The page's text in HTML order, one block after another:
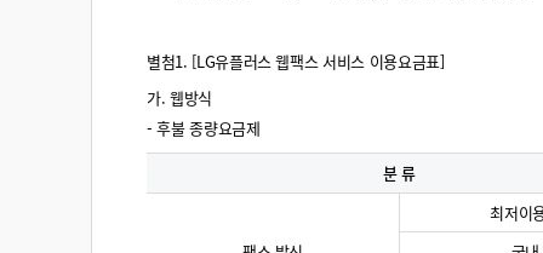
별첨1. [LG유플러스 웹팩스 서비스 이용요금표]
가. 웹방식
- 후불 종량요금제
분 류
최저이